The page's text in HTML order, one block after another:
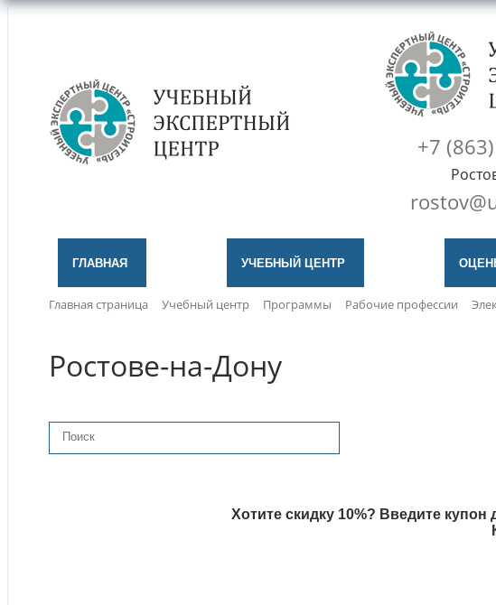
+7
ГЛАВНАЯ УЧЕБНЫЙ ЦЕНТР
Главная страница Учебный центр Программы Рабочие профессии
Ростове-на-Дону
Хотите скидку 10%? Введите